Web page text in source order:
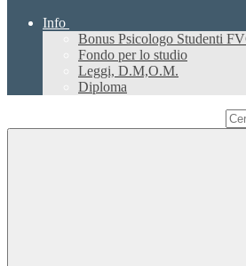
Info
Bonus Psicologo Studenti
Fondo per lo studio
Leggi, D.M,O.M.
Diploma